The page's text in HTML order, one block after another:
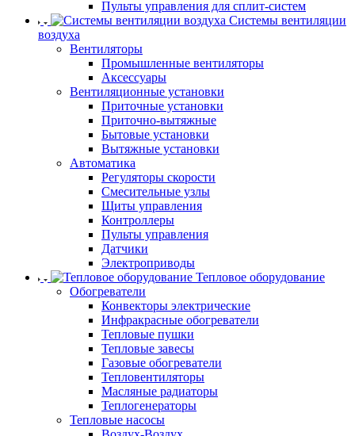
Пульты управления для сплит-систем
Системы вентиляции
воздуха
Вентиляторы
Промышленные вентиляторы
Аксессуары
Вентиляционные установки
Приточные установки
Приточно-вытяжные
Бытовые установки
Вытяжные установки
Автоматика
Регуляторы скорости
Смесительные узлы
Щиты управления
Контроллеры
Пульты управления
Датчики
Электроприводы
Тепловое оборудование
Обогреватели
Конвекторы электрические
Инфракрасные обогреватели
Тепловые пушки
Тепловые завесы
Газовые обогреватели
Тепловентиляторы
Масляные радиаторы
Теплогенераторы
Тепловые насосы